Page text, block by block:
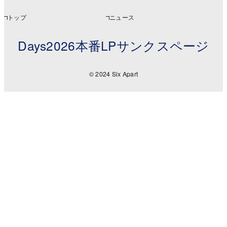
トップ ニュース
Days2026本番LPサンクスページ
© 2024 Six Apart